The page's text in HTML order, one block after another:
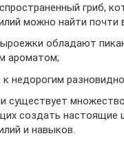
гриб,
можно найти почти
обладают
ароматом;
к недорогим
существует
создать настоящие
и навыков.